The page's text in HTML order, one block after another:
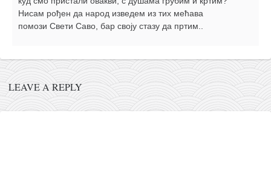
Нисам рођен да народ изведем из тих мећава
помози Свети Саво, бар своју стазу да пртим..
LEAVE A REPLY